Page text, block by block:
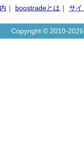
｜ boostradeとは ｜ サイ
Copyright © 2010-